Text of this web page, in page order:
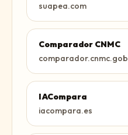
suapea.com
Comparador CNMC
IACompara
iacompara.es